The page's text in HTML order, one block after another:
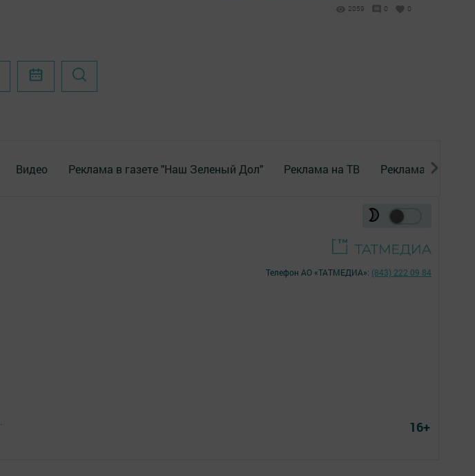
2059 0 0
Видео Реклама в газете "Наш Зеленый Дол" Реклама на ТВ Реклама в
Телефон АО «ТАТМЕДИА»: (843) 222 09 84
16+